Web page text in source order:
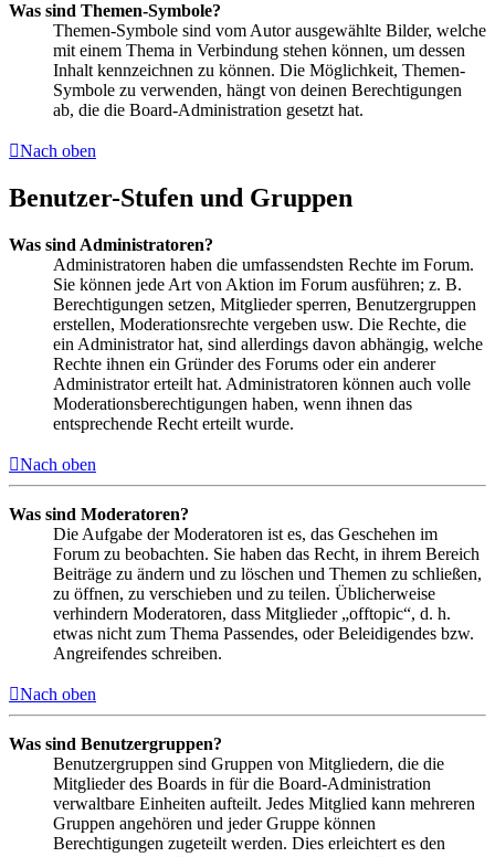
Was sind Themen-Symbole?
Themen-Symbole sind vom Autor ausgewählte Bilder, welche
mit einem Thema in Verbindung stehen können, um dessen
Inhalt kennzeichnen zu können. Die Möglichkeit, Themen-
Symbole zu verwenden, hängt von deinen Berechtigungen
ab, die die Board-Administration gesetzt hat.
Nach oben
Benutzer-Stufen und Gruppen
Was sind Administratoren?
Administratoren haben die umfassendsten Rechte im Forum.
Sie können jede Art von Aktion im Forum ausführen; z. B.
Berechtigungen setzen, Mitglieder sperren, Benutzergruppen
erstellen, Moderationsrechte vergeben usw. Die Rechte, die
ein Administrator hat, sind allerdings davon abhängig, welche
Rechte ihnen ein Gründer des Forums oder ein anderer
Administrator erteilt hat. Administratoren können auch volle
Moderationsberechtigungen haben, wenn ihnen das
entsprechende Recht erteilt wurde.
Nach oben
Was sind Moderatoren?
Die Aufgabe der Moderatoren ist es, das Geschehen im
Forum zu beobachten. Sie haben das Recht, in ihrem Bereich
Beiträge zu ändern und zu löschen und Themen zu schließen,
zu öffnen, zu verschieben und zu teilen. Üblicherweise
verhindern Moderatoren, dass Mitglieder „offtopic“, d. h.
etwas nicht zum Thema Passendes, oder Beleidigendes bzw.
Angreifendes schreiben.
Nach oben
Was sind Benutzergruppen?
Benutzergruppen sind Gruppen von Mitgliedern, die die
Mitglieder des Boards in für die Board-Administration
verwaltbare Einheiten aufteilt. Jedes Mitglied kann mehreren
Gruppen angehören und jeder Gruppe können
Berechtigungen zugeteilt werden. Dies erleichtert es den